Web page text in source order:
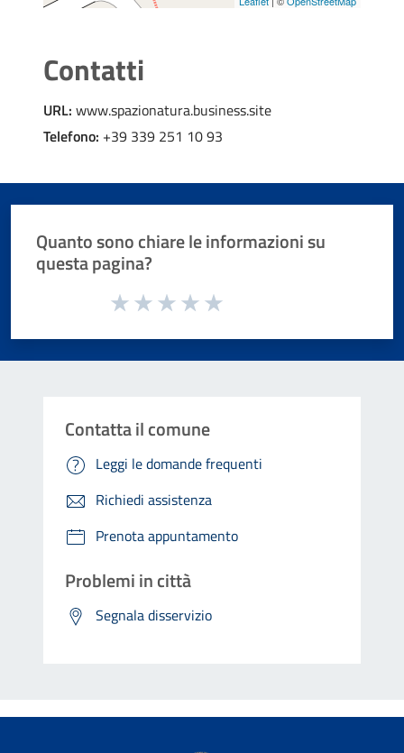
Contatti
URL: www.spazionatura.business.site
Telefono: +39 339 251 10 93
Quanto sono chiare le informazioni su
questa pagina?
Valuta da 1 a 5 stelle la pagina
Contatta il comune
Leggi le domande frequenti
Richiedi assistenza
Prenota appuntamento
Problemi in città
Segnala disservizio